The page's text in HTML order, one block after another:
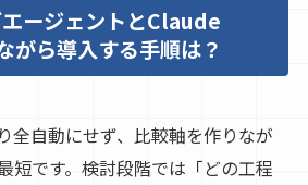
ージェントとClaude
がら導入する手順は？
全自動にせず、比較軸を作りなが
短です。検討段階では「どの工程